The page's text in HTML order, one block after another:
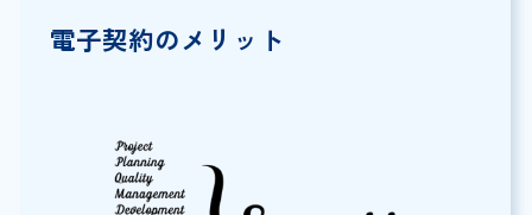
電子契約のメリット